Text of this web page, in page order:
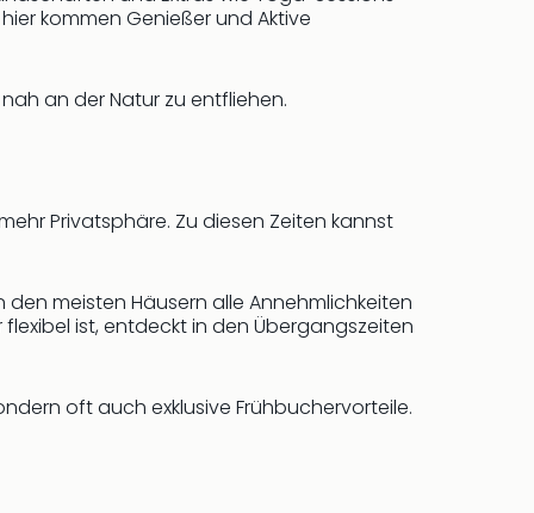
kommen Genießer und Aktive
an der Natur zu entfliehen.
Privatsphäre. Zu diesen Zeiten kannst
meisten Häusern alle Annehmlichkeiten
ist, entdeckt in den Übergangszeiten
oft auch exklusive Frühbuchervorteile.